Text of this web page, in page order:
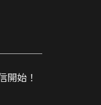
￣￣￣
開始！